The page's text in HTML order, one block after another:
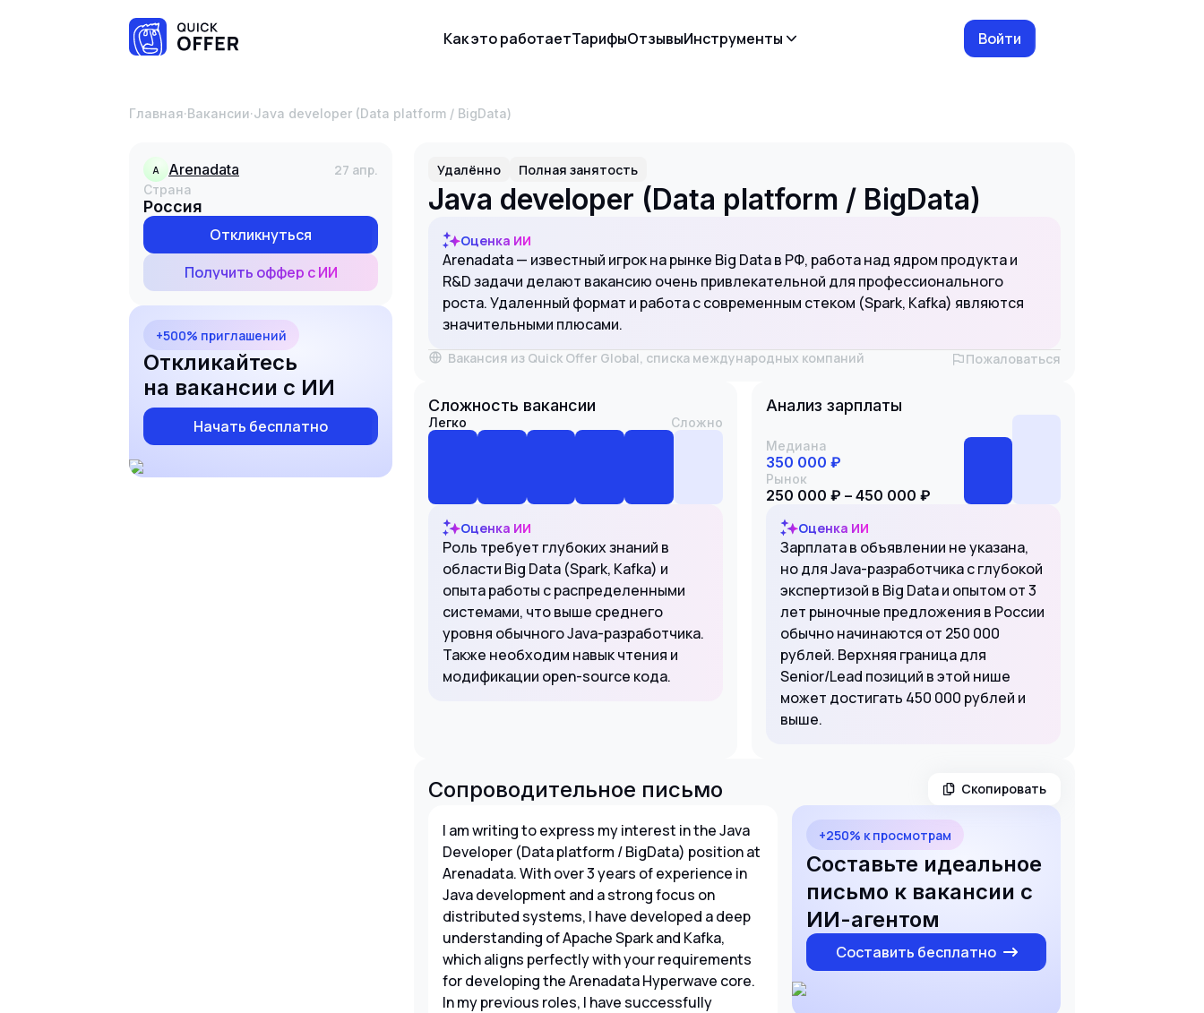
Как это работаетТарифыОтзывыИнструменты Войти
Главная·Вакансии· Java developer (Data platform / BigData)
A Arenadata 27 апр.
Страна
Россия
Откликнуться
Получить оффер с ИИ
+500% приглашений
Откликайтесь
на вакансии с ИИ
Начать бесплатно
Удалённо Полная занятость
Java developer (Data platform / BigData)
Оценка ИИ
Arenadata — известный игрок на рынке Big Data в РФ, работа над ядром продукта и
R&D задачи делают вакансию очень привлекательной для профессионального
роста. Удаленный формат и работа с современным стеком (Spark, Kafka) являются
значительными плюсами.
Вакансия из Quick Offer Global, списка международных компаний Пожаловаться
Сложность вакансии
Легко Сложно
Оценка ИИ
Роль требует глубоких знаний в
области Big Data (Spark, Kafka) и
опыта работы с распределенными
системами, что выше среднего
уровня обычного Java-разработчика.
Также необходим навык чтения и
модификации open-source кода.
Анализ зарплаты
Медиана
350 000 ₽
Рынок
250 000 ₽ – 450 000 ₽
Оценка ИИ
Зарплата в объявлении не указана,
но для Java-разработчика с глубокой
экспертизой в Big Data и опытом от 3
лет рыночные предложения в России
обычно начинаются от 250 000
рублей. Верхняя граница для
Senior/Lead позиций в этой нише
может достигать 450 000 рублей и
выше.
Сопроводительное письмо Скопировать
I am writing to express my interest in the Java
Developer (Data platform / BigData) position at
Arenadata. With over 3 years of experience in
Java development and a strong focus on
distributed systems, I have developed a deep
understanding of Apache Spark and Kafka,
which aligns perfectly with your requirements
for developing the Arenadata Hyperwave core.
In my previous roles, I have successfully
+250% к просмотрам
Составьте идеальное
письмо к вакансии с
ИИ-агентом
Составить бесплатно